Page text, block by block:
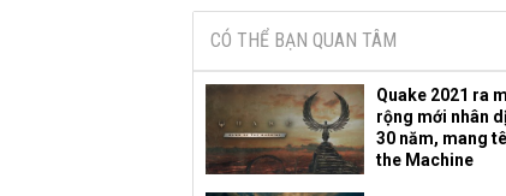
CÓ THỂ BẠN QUAN TÂM
Quake 2021 ra
rộng mới nhân
30 năm, mang
the Machine